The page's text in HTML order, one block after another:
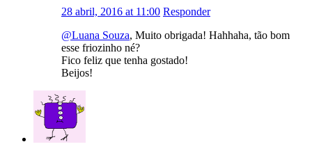
28 abril, 2016 at 11:00 Responder
@Luana Souza, Muito obrigada! Hahhaha, tão bom
esse friozinho né?
Fico feliz que tenha gostado!
Beijos!